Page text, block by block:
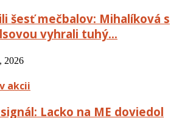
šesť mečbalov: Mihalíková s
vyhrali tuhý…
2026
akcii
Lacko na ME doviedol